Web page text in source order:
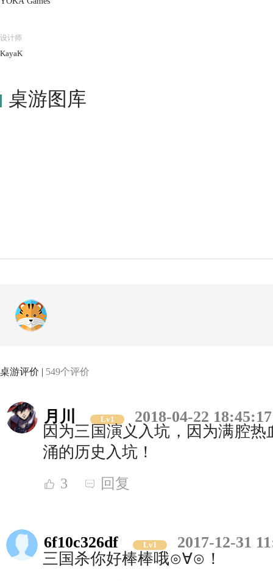
设计师
KayaK
桌游图库
桌游评价 | 549个评价
月川 Lv1
2018-04-22 18:45:17
因为三国演义入坑，因为满腔
涌的历史入坑！
3 回复
6f10c326df Lv1
2017-12-31
三国杀你好棒棒哦⊙∀⊙！